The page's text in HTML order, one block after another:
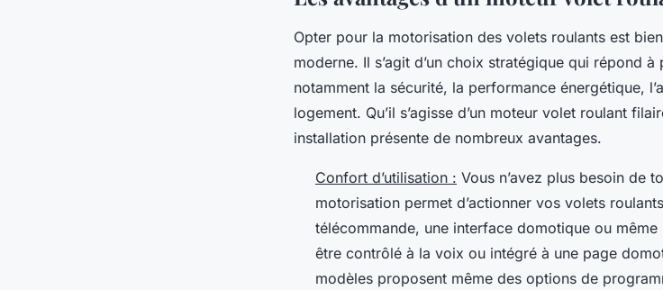
Opter pour la motorisation des volets roulants est
moderne. Il s’agit d’un choix stratégique qui répond
notamment la sécurité, la performance énergétique,
logement. Qu’il s’agisse d’un moteur volet roulant
installation présente de nombreux avantages.
Confort d’utilisation : Vous n’avez plus besoin de
motorisation permet d’actionner vos volets
télécommande, une interface domotique ou
être contrôlé à la voix ou intégré à une page
modèles proposent même des options de